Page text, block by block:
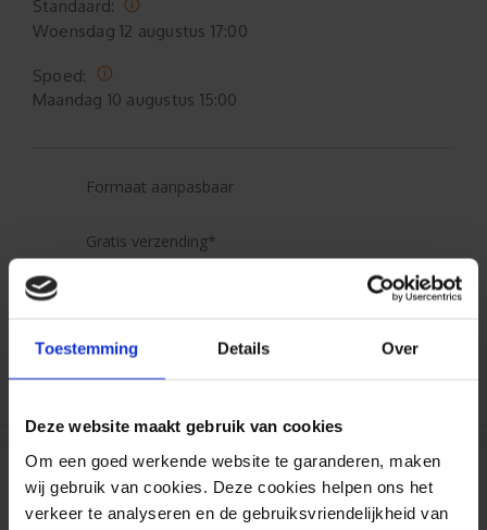
Toestemming Details Over
Deze website maakt gebruik van cookies
Om een goed werkende website te garanderen, maken
wij gebruik van cookies. Deze cookies helpen ons het
verkeer te analyseren en de gebruiksvriendelijkheid van
Standaard:
Woensdag 12 augustus 17:00
Spoed:
Maandag 10 augustus 15:00
Formaat aanpasbaar
Gratis verzending*
Duizenden klanten raden jou aan bij ons te
Reviews